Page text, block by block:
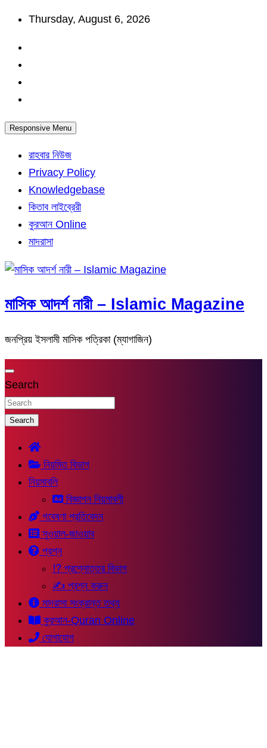
Skip
content
Thursday, August 6, 2026
Responsive Menu
রাহবার নিউজ
Privacy Policy
Knowledgebase
কিতাব লাইব্রেরী
কুরআন Online
মাদরাসা
মাসিক আদর্শ নারী – Islamic Magazine
জনপ্রিয় ইসলামী মাসিক পত্রিকা (ম্যাগাজিন)
Search
Search
নিয়মিত বিভাগ
নিয়মাবলি
বিজ্ঞাপন নিয়মাবলী
গবেষণা প্রতিবেদন
সুওয়াল-জাওয়াব
প্রশ্ন
⁉ প্রশ্নোত্তর বিভাগ
✍ প্রশ্ন করুন
মাদরাসা সংক্রান্ত তথ্য
কুরআন-Quran Online
যোগাযোগ